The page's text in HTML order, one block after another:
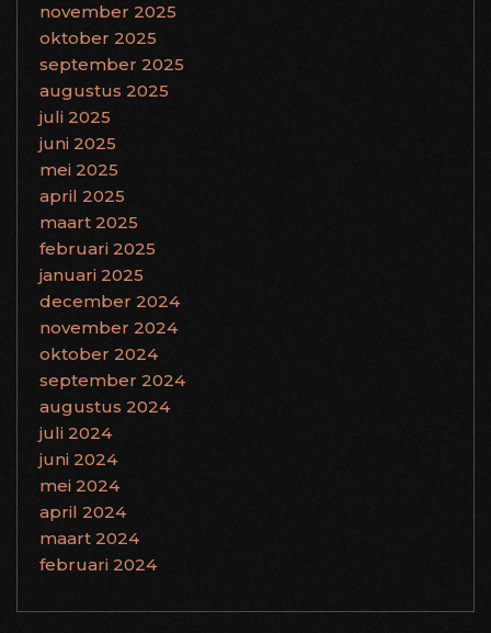
november 2025
oktober 2025
september 2025
augustus 2025
juli 2025
juni 2025
mei 2025
april 2025
maart 2025
februari 2025
januari 2025
december 2024
november 2024
oktober 2024
september 2024
augustus 2024
juli 2024
juni 2024
mei 2024
april 2024
maart 2024
februari 2024